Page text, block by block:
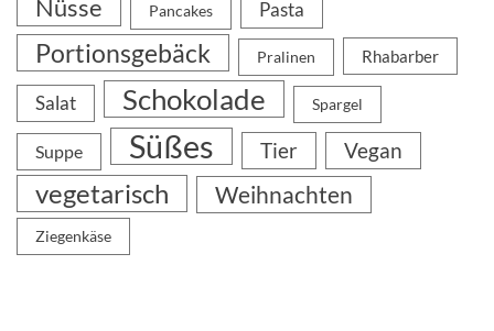
Nüsse Pancakes Pasta
Portionsgebäck Pralinen Rhabarber
Salat Schokolade Spargel
Suppe Süßes Tier Vegan
vegetarisch Weihnachten
Ziegenkäse